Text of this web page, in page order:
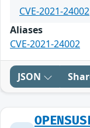
CVE-2021-24002
Aliases
CVE-2021-24002
JSON